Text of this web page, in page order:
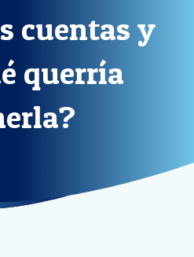
cuentas y
querría